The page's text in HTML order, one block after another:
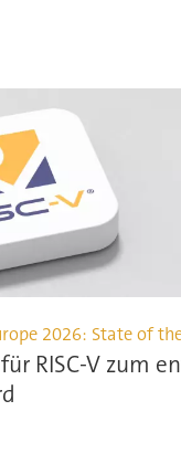
2026: State of
RISC-V zum